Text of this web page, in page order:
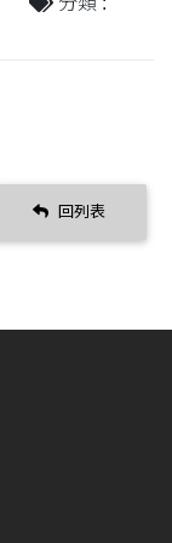
回列表